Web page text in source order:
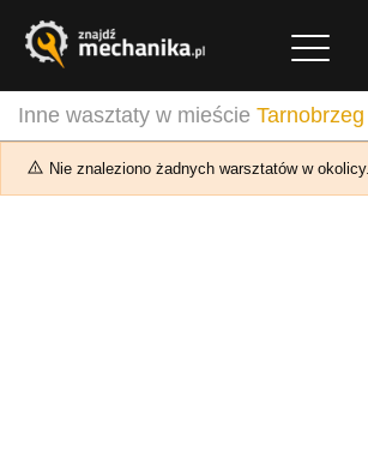
Inne wasztaty w mieście Tarnobrzeg
Nie znaleziono żadnych warsztatów w okolicy.